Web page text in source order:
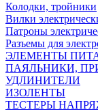
Колодки, тройники
Вилки
Патроны
Разъемы для
ЭЛЕМЕНТЫ
ПАЯЛЬНИКИ,
УДЛИНИТЕЛИ
ИЗОЛЕНТЫ
ТЕСТЕРЫ